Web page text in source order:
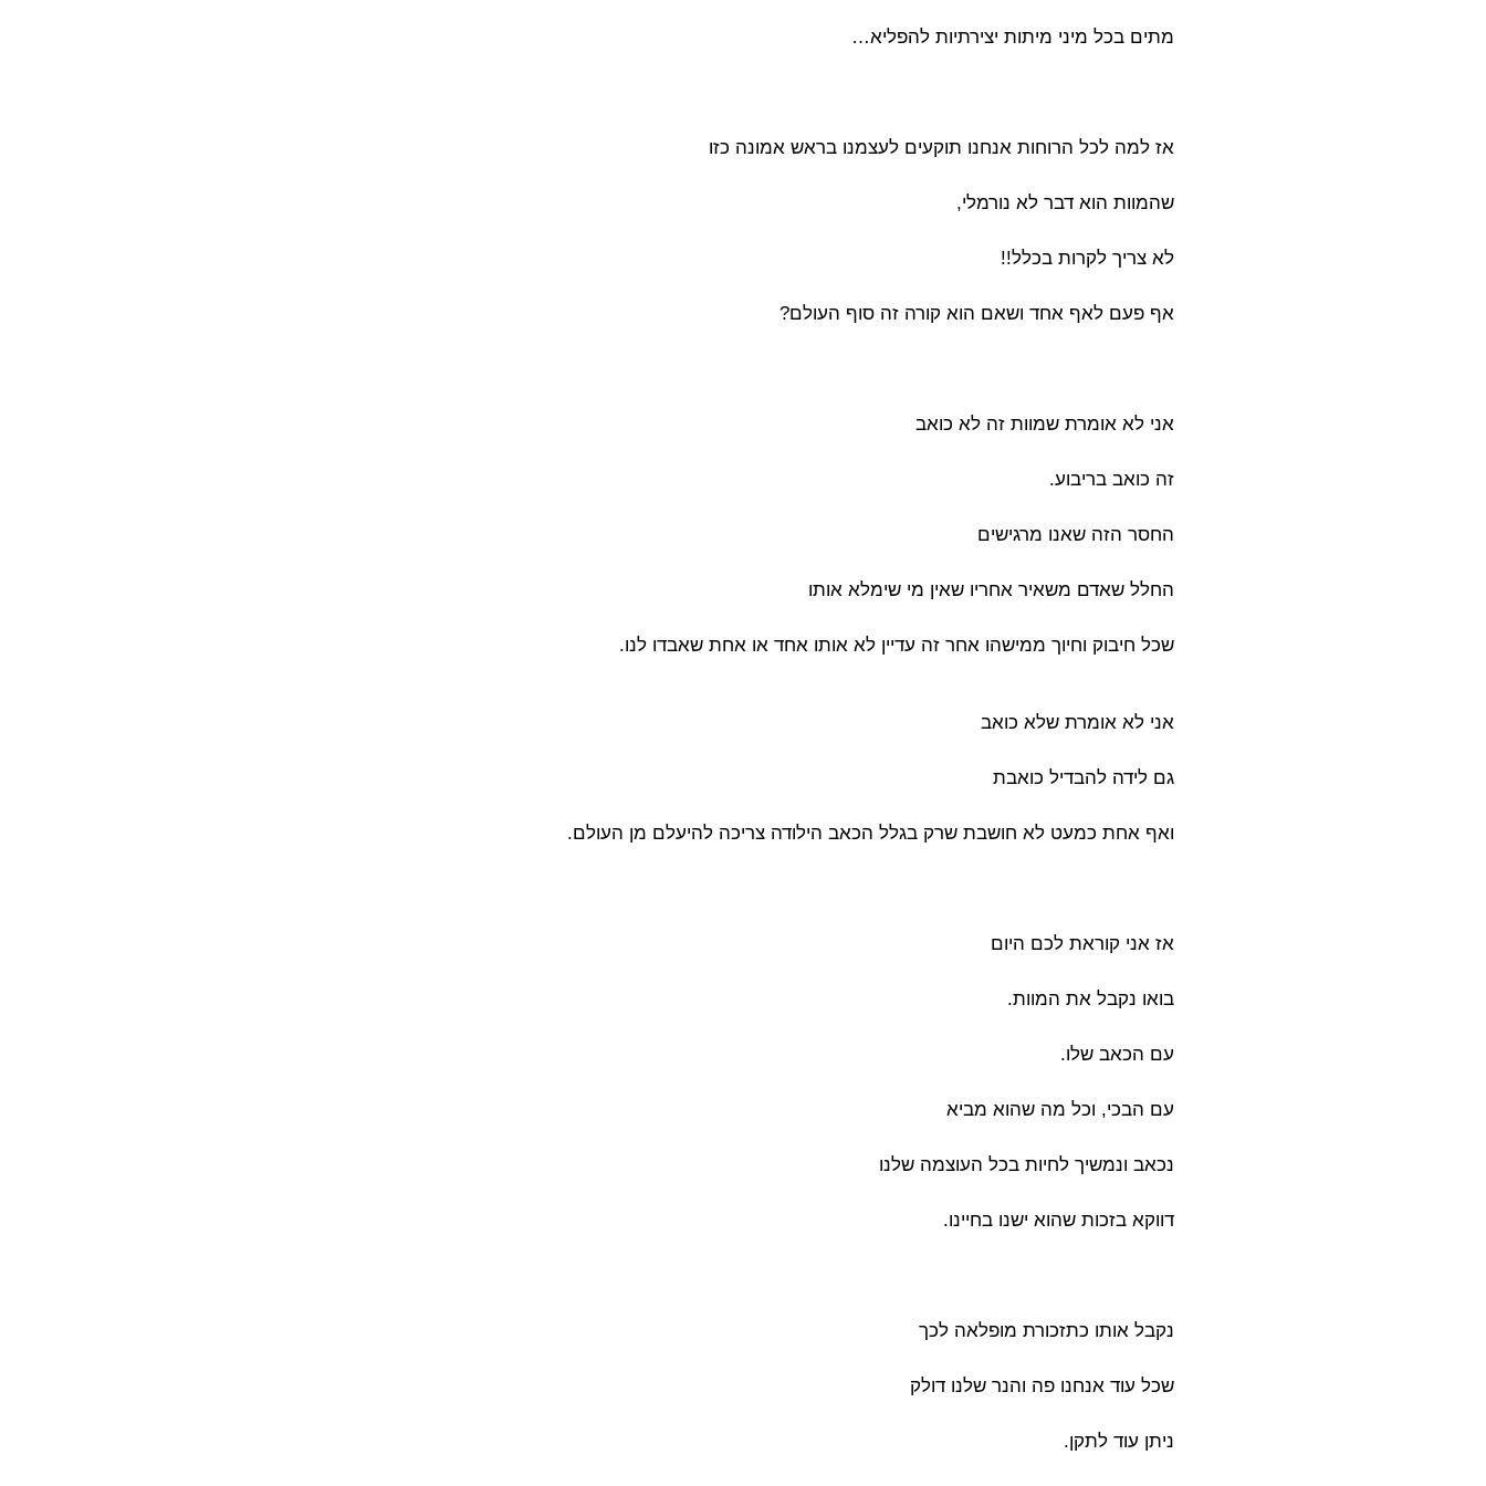
מתים בכל מיני מיתות יצירתיות להפליא…
אז למה לכל הרוחות אנחנו תוקעים לעצמנו בראש אמונה כזו
שהמוות הוא דבר לא נורמלי,
לא צריך לקרות בכלל!!
אף פעם לאף אחד ושאם הוא קורה זה סוף העולם?
אני לא אומרת שמוות זה לא כואב
זה כואב בריבוע.
החסר הזה שאנו מרגישים
החלל שאדם משאיר אחריו שאין מי שימלא אותו
שכל חיבוק וחיוך ממישהו אחר זה עדיין לא אותו אחד או אחת שאבדו לנו.
אני לא אומרת שלא כואב
גם לידה להבדיל כואבת
ואף אחת כמעט לא חושבת שרק בגלל הכאב הילודה צריכה להיעלם מן העולם.
אז אני קוראת לכם היום
בואו נקבל את המוות.
עם הכאב שלו.
עם הבכי, וכל מה שהוא מביא
נכאב ונמשיך לחיות בכל העוצמה שלנו
דווקא בזכות שהוא ישנו בחיינו.
נקבל אותו כתזכורת מופלאה לכך
שכל עוד אנחנו פה והנר שלנו דולק
ניתן עוד לתקן.